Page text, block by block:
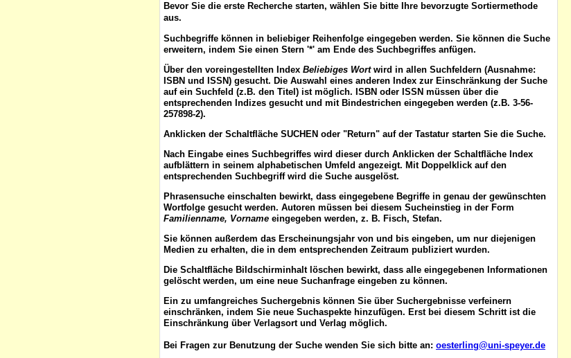
Bevor Sie die erste Recherche starten, wählen Sie bitte Ihre bevorzugte Sortiermethode
aus.
Suchbegriffe können in beliebiger Reihenfolge eingegeben werden. Sie können die Suche
erweitern, indem Sie einen Stern '*' am Ende des Suchbegriffes anfügen.
Über den voreingestellten Index Beliebiges Wort wird in allen Suchfeldern (Ausnahme:
ISBN und ISSN) gesucht. Die Auswahl eines anderen Index zur Einschränkung der Suche
auf ein Suchfeld (z.B. den Titel) ist möglich. ISBN oder ISSN müssen über die
entsprechenden Indizes gesucht und mit Bindestrichen eingegeben werden (z.B. 3-56-
257898-2).
Anklicken der Schaltfläche SUCHEN oder "Return" auf der Tastatur starten Sie die Suche.
Nach Eingabe eines Suchbegriffes wird dieser durch Anklicken der Schaltfläche Index
aufblättern in seinem alphabetischen Umfeld angezeigt. Mit Doppelklick auf den
entsprechenden Suchbegriff wird die Suche ausgelöst.
Phrasensuche einschalten bewirkt, dass eingegebene Begriffe in genau der gewünschten
Wortfolge gesucht werden. Autoren müssen bei diesem Sucheinstieg in der Form
Familienname, Vorname eingegeben werden, z. B. Fisch, Stefan.
Sie können außerdem das Erscheinungsjahr von und bis eingeben, um nur diejenigen
Medien zu erhalten, die in dem entsprechenden Zeitraum publiziert wurden.
Die Schaltfläche Bildschirminhalt löschen bewirkt, dass alle eingegebenen Informationen
gelöscht werden, um eine neue Suchanfrage eingeben zu können.
Ein zu umfangreiches Suchergebnis können Sie über Suchergebnisse verfeinern
einschränken, indem Sie neue Suchaspekte hinzufügen. Erst bei diesem Schritt ist die
Einschränkung über Verlagsort und Verlag möglich.
Bei Fragen zur Benutzung der Suche wenden Sie sich bitte an: oesterling@uni-speyer.de